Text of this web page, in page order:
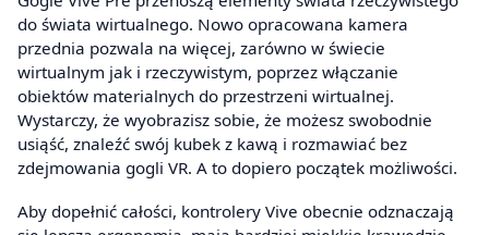
do świata wirtualnego. Nowo opracowana kamera
przednia pozwala na więcej, zarówno w świecie
wirtualnym jak i rzeczywistym, poprzez włączanie
obiektów materialnych do przestrzeni wirtualnej.
Wystarczy, że wyobrazisz sobie, że możesz swobodnie
usiąść, znaleźć swój kubek z kawą i rozmawiać bez
zdejmowania gogli VR. A to dopiero początek możliwości.
Aby dopełnić całości, kontrolery Vive obecnie odznaczają